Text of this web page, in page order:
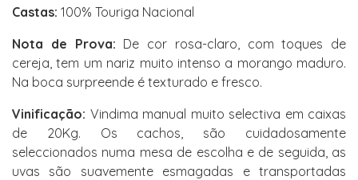
Castas: 100% Touriga Nacional
Nota de Prova: De cor rosa-claro, com toques de
cereja, tem um nariz muito intenso a morango maduro.
Na boca surpreende é texturado e fresco.
Vinificação: Vindima manual muito selectiva em caixas
de 20Kg. Os cachos, são cuidadosamente
seleccionados numa mesa de escolha e de seguida, as
uvas são suavemente esmagadas e transportadas